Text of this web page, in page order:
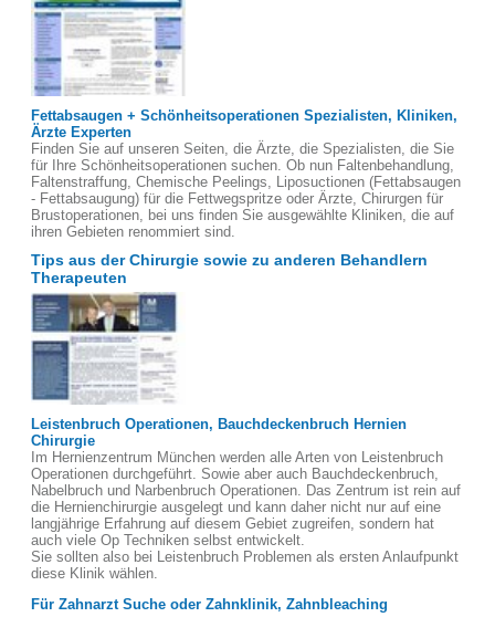
Fettabsaugen + Schönheitsoperationen Spezialisten, Kliniken,
Ärzte Experten
Finden Sie auf unseren Seiten, die Ärzte, die Spezialisten, die Sie
für Ihre Schönheitsoperationen suchen. Ob nun Faltenbehandlung,
Faltenstraffung, Chemische Peelings, Liposuctionen (Fettabsaugen
- Fettabsaugung) für die Fettwegspritze oder Ärzte, Chirurgen für
Brustoperationen, bei uns finden Sie ausgewählte Kliniken, die auf
ihren Gebieten renommiert sind.
Tips aus der Chirurgie sowie zu anderen Behandlern
Therapeuten
Leistenbruch Operationen, Bauchdeckenbruch Hernien
Chirurgie
Im Hernienzentrum München werden alle Arten von Leistenbruch
Operationen durchgeführt. Sowie aber auch Bauchdeckenbruch,
Nabelbruch und Narbenbruch Operationen. Das Zentrum ist rein auf
die Hernienchirurgie ausgelegt und kann daher nicht nur auf eine
langjährige Erfahrung auf diesem Gebiet zugreifen, sondern hat
auch viele Op Techniken selbst entwickelt.
Sie sollten also bei Leistenbruch Problemen als ersten Anlaufpunkt
diese Klinik wählen.
Für Zahnarzt Suche oder Zahnklinik, Zahnbleaching